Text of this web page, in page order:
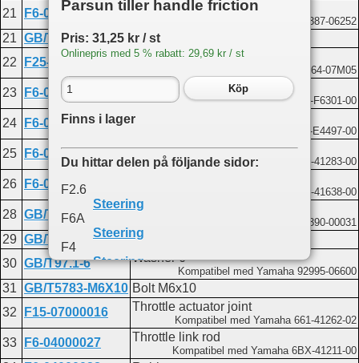
21
F6-04000025 Throttle actuator bush
Kompatibel med Yamaha 90387-06252
21 GB/T889.1-M6
Lock nut M6
22
F25-05000016 Nylon clamp
Kompatibel med Yamaha 90464-07M05
23 F6-01020200 Throttle cable assembly
Kompatibel med Yamaha 6BX-F6301-00
24 F6-04000022 Throttle actuator plate
Kompatibel med Yamaha 6BX-E4497-00
25 F6-04000024 Throttle swing rod
Kompatibel med Yamaha 6BX-41283-00
26 F6-04000023
Kompatibel med Yamaha 6BX-41638-00
28 GB/T96-6 Big washer 6
Kompatibel med Yamaha 93390-00031
29 GB/T5783-M6X35 Bolt M6x35
30 GB/T97.1-6 Washer 6
Kompatibel med Yamaha 92995-06600
31 GB/T5783-M6X10 Bolt M6x10
32
F15-07000016 Throttle actuator joint
Kompatibel med Yamaha 661-41262-02
33 F6-04000027 Throttle link rod
Kompatibel med Yamaha 6BX-41211-00
Parsun tiller handle friction
Pris: 31,25 kr / st
Onlinepris med 5 % rabatt: 29,69 kr / st
Köp
Finns i lager
Du hittar delen på följande sidor:
F2.6
Steering
F6A
Steering
F4
Steering
F9.8
Steering
F15
Steering
Steering